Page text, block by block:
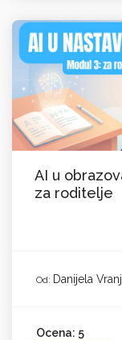
AI u
za roditelje
Od: Danijela
Ocena: 5